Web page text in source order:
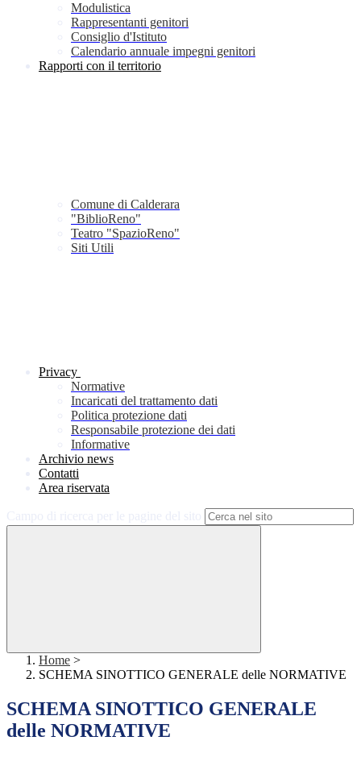
Modulistica
Rappresentanti genitori
Consiglio d'Istituto
Calendario annuale impegni genitori
Rapporti con il territorio
Comune di Calderara
"BiblioReno"
Teatro "SpazioReno"
Siti Utili
Privacy
Normative
Incaricati del trattamento dati
Politica protezione dati
Responsabile protezione dei dati
Informative
Archivio news
Contatti
Area riservata
Home >
SCHEMA SINOTTICO GENERALE delle NORMATIVE
SCHEMA SINOTTICO GENERALE
delle NORMATIVE